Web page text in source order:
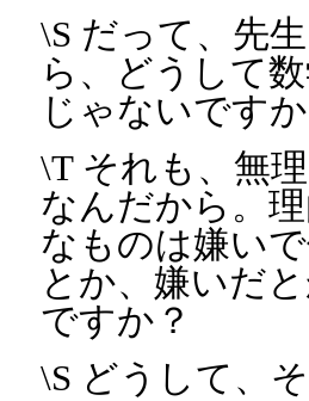
\S だって、先
ら、どうして
じゃないです
\T それも、無
なんだから。
なものは嫌い
とか、嫌いだ
ですか？
\S どうして、